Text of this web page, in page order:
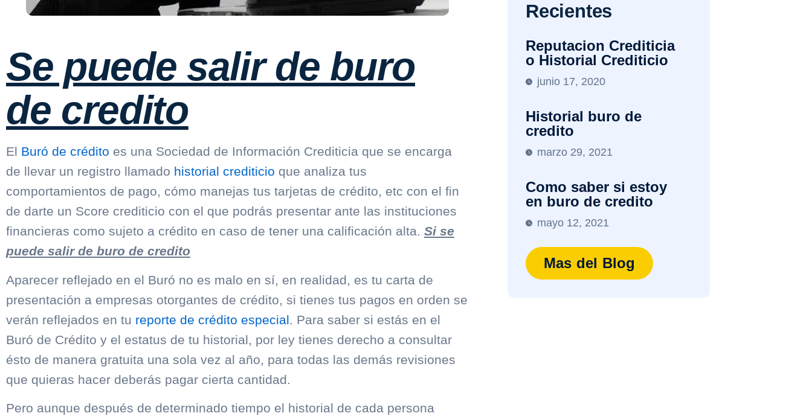
Se puede salir de buro
de credito
El Buró de crédito es una Sociedad de Información Crediticia que se encarga
de llevar un registro llamado historial crediticio que analiza tus
comportamientos de pago, cómo manejas tus tarjetas de crédito, etc con el fin
de darte un Score crediticio con el que podrás presentar ante las instituciones
financieras como sujeto a crédito en caso de tener una calificación alta. Si se
puede salir de buro de credito
Aparecer reflejado en el Buró no es malo en sí, en realidad, es tu carta de
presentación a empresas otorgantes de crédito, si tienes tus pagos en orden se
verán reflejados en tu reporte de crédito especial. Para saber si estás en el
Buró de Crédito y el estatus de tu historial, por ley tienes derecho a consultar
ésto de manera gratuita una sola vez al año, para todas las demás revisiones
que quieras hacer deberás pagar cierta cantidad.
Pero aunque después de determinado tiempo el historial de cada persona
Recientes
Reputacion Crediticia
o Historial Crediticio
junio 17, 2020
Historial buro de
credito
marzo 29, 2021
Como saber si estoy
en buro de credito
mayo 12, 2021
Mas del Blog